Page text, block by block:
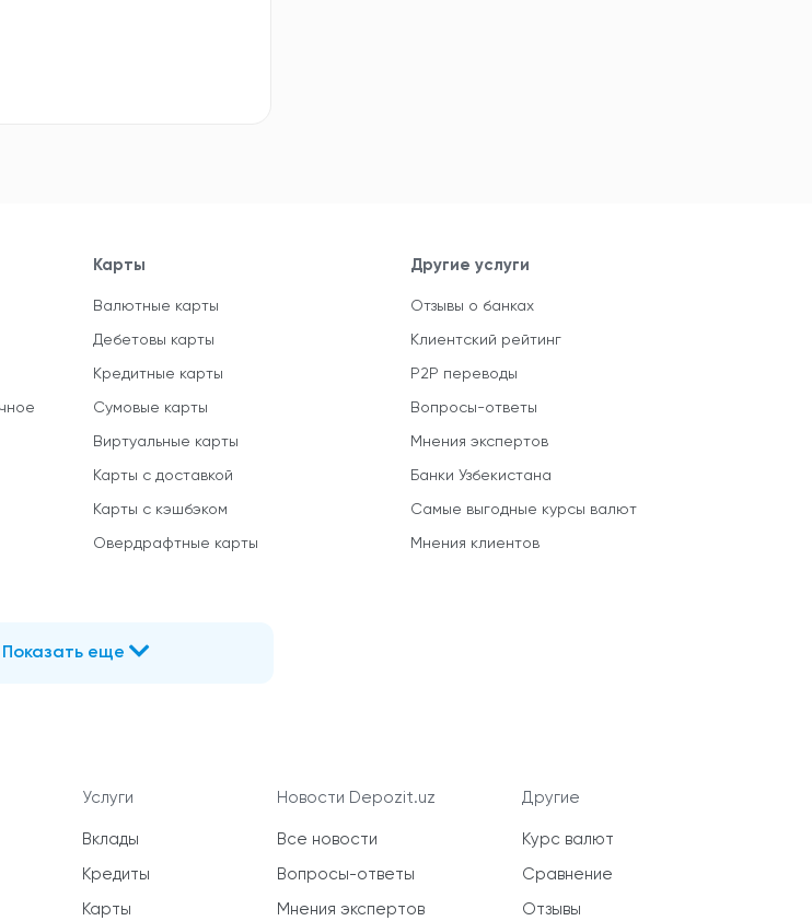
Карты
Валютные карты
Дебетовы карты
Кредитные карты
Сумовые карты
Виртуальные карты
Карты с доставкой
Карты с кэшбэком
Овердрафтные карты
Другие услуги
Отзывы о банках
Клиентский рейтинг
P2P переводы
Вопросы-ответы
Мнения экспертов
Банки Узбекистана
Самые выгодные курсы валют
Мнения клиентов
Показать еще
Услуги
Вклады
Кредиты
Карты
Новости Depozit.uz
Все новости
Вопросы-ответы
Мнения экспертов
Другие
Курс валют
Сравнение
Отзывы